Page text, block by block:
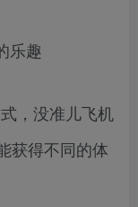
乐趣
，没准儿飞机
获得不同的体